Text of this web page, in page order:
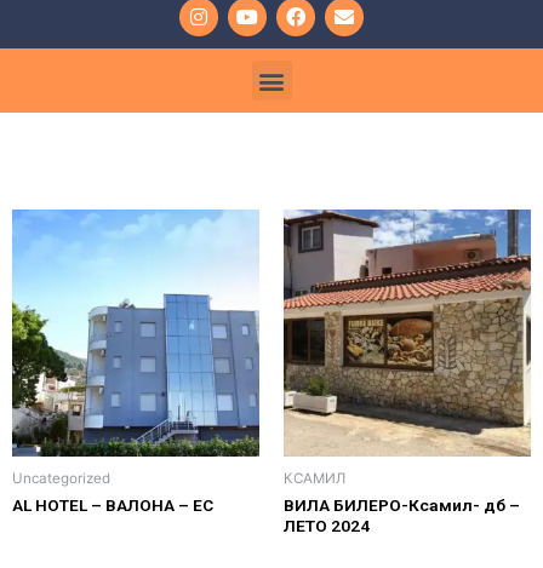
Uncategorized
AL HOTEL – ВАЛОНА – ЕС
КСАМИЛ
ВИЛА БИЛЕРО-Ксамил- дб –
ЛЕТО 2024